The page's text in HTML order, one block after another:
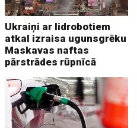
Ukraiņi ar lidrobotiem
atkal izraisa ugunsgrēku
Maskavas naftas
pārstrādes rūpnīcā